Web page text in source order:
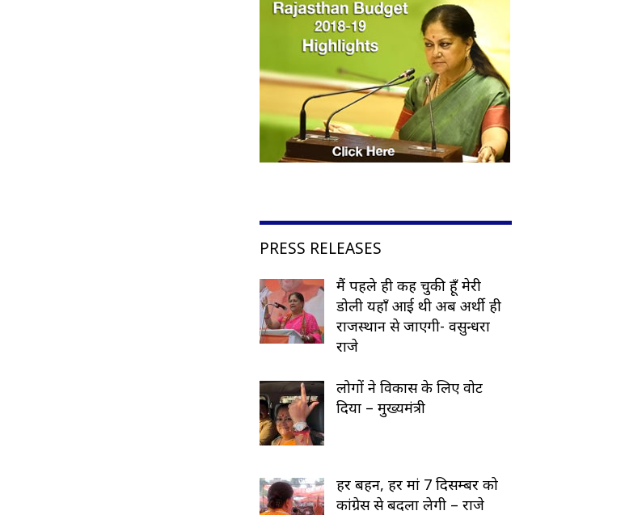
PRESS RELEASES
मैं पहले ही कह चुकी हूँ मेरी
डोली यहाँ आई थी अब अर्थी ही
राजस्थान से जाएगी- वसुन्धरा
राजे
लोगों ने विकास के लिए वोट
दिया – मुख्यमंत्री
हर बहन, हर मां 7 दिसम्बर को
कांग्रेस से बदला लेगी – राजे